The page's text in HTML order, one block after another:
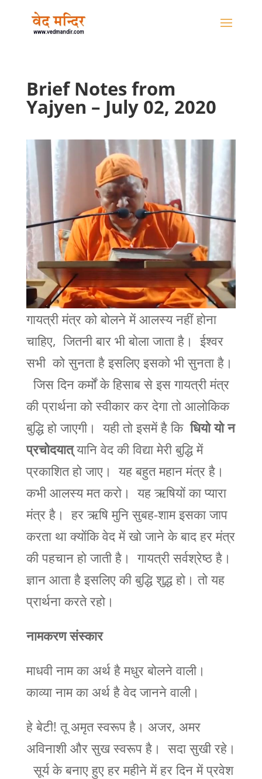
Brief Notes from
Yajyen – July 02, 2020
गायत्री मंत्र को बोलने में आलस्य नहीं होना
चाहिए, जितनी बार भी बोला जाता है। ईश्वर
सभी को सुनता है इसलिए इसको भी सुनता है।
जिस दिन कर्मों के हिसाब से इस गायत्री मंत्र
की प्रार्थना को स्वीकार कर देगा तो आलोकिक
बुद्धि हो जाएगी। यही तो इसमें है किधियो यो न
प्रचोदयात्यानि वेद की विद्या मेरी बुद्धि में
प्रकाशित हो जाए। यह बहुत महान मंत्र है।
कभी आलस्य मत करो। यह ऋषियों का प्यारा
मंत्र है। हर ऋषि मुनि सुबह-शाम इसका जाप
करता था क्योंकि वेद में खो जाने के बाद हर मंत्र
की पहचान हो जाती है। गायत्री सर्वश्रेष्ठ है।
ज्ञान आता है इसलिए की बुद्धि शुद्ध हो। तो यह
प्रार्थना करते रहो।
नामकरण संस्कार
माधवी नाम का अर्थ है मधुर बोलने वाली।
काव्या नाम का अर्थ है वेद जानने वाली।
हे बेटी! तू अमृत स्वरूप है। अजर, अमर
अविनाशी और सुख स्वरूप है। सदा सुखी रहे।
सूर्य के बनाए हुए हर महीने में हर दिन में प्रवेश